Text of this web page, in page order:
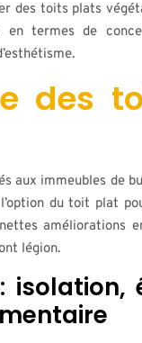
des toits plats
en termes de
des
aux immeubles de
du toit plat
améliorations
légion.